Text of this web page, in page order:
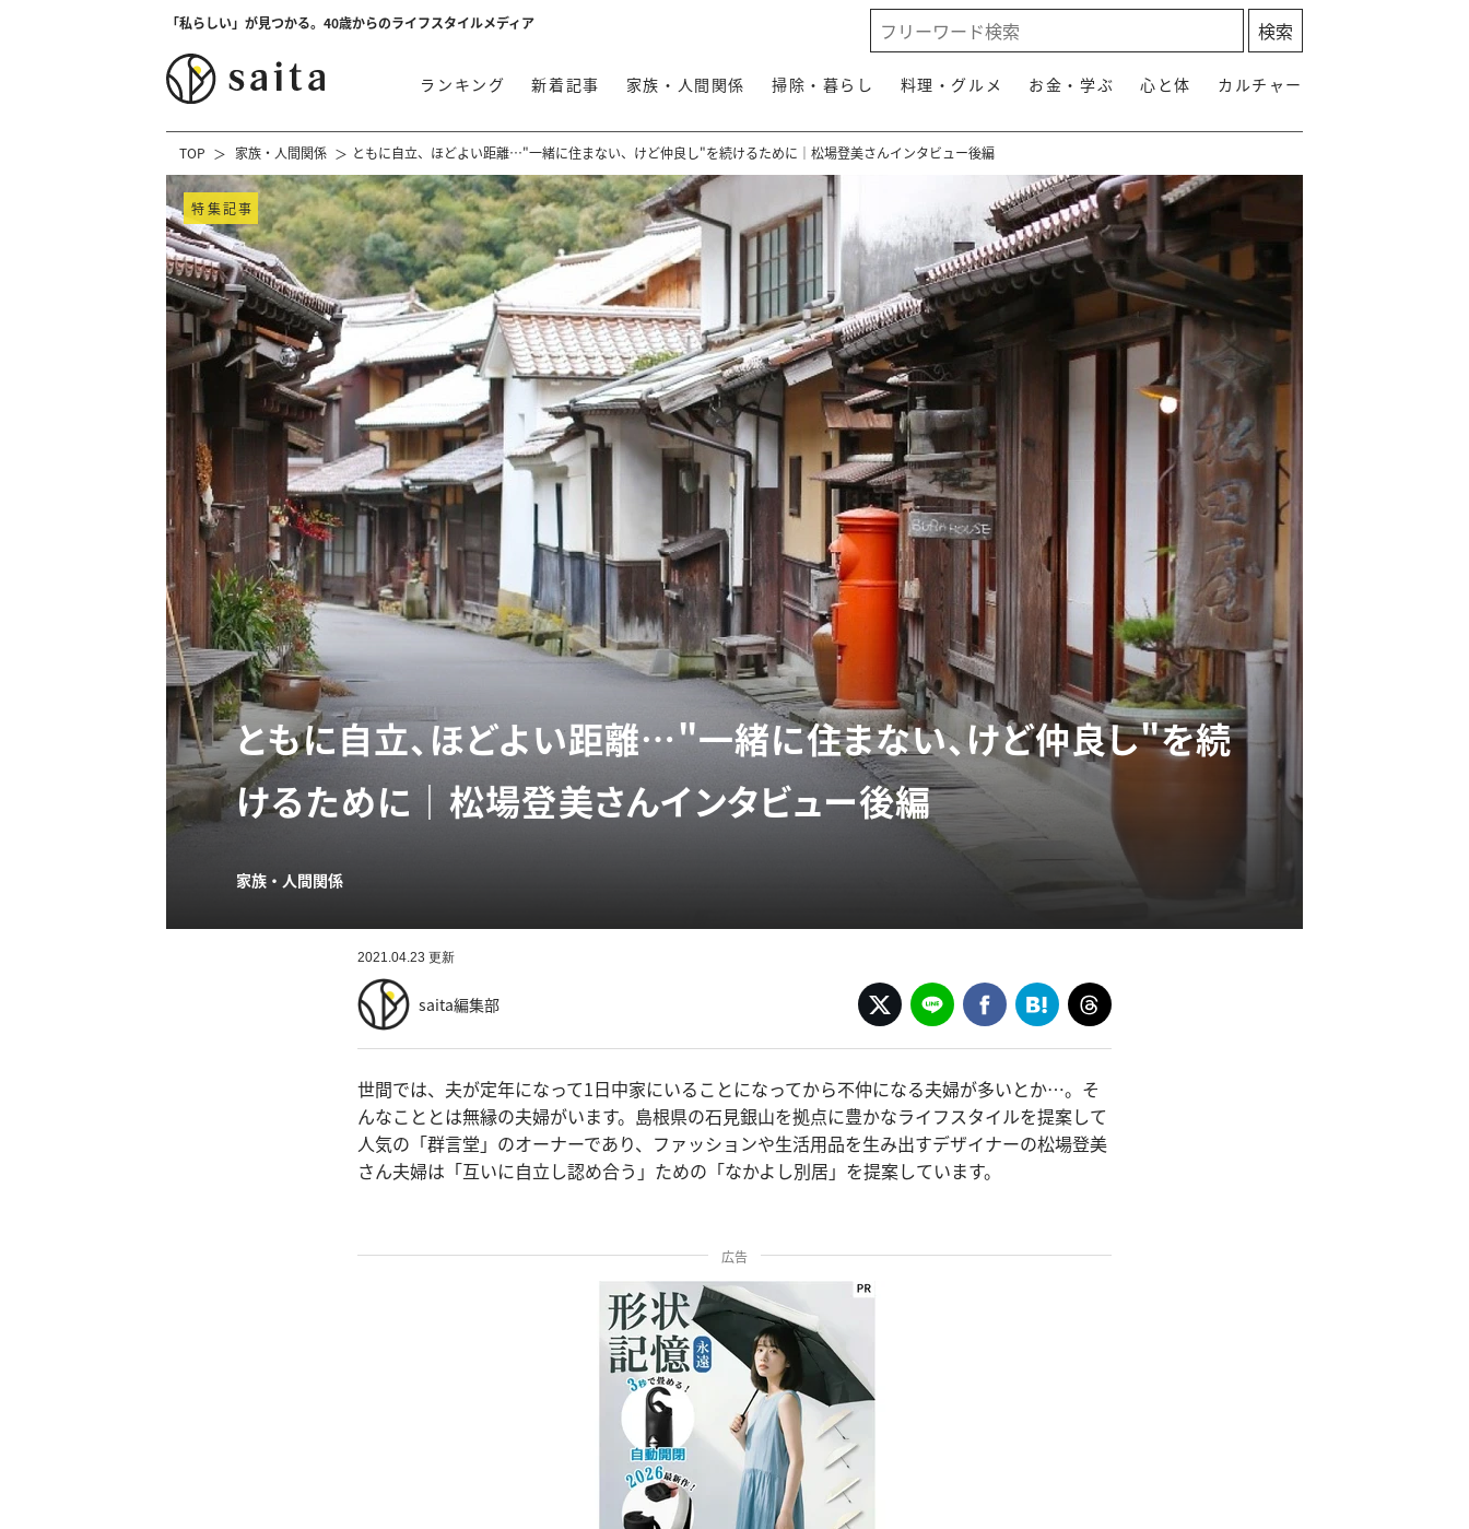
「私らしい」が見つかる。40歳からのライフスタイルメディア
ランキング 新着記事 家族・人間関係 掃除・暮らし 料理・グルメ お金・学ぶ 心と体 カルチャー
TOP 家族・人間関係 ともに自立、ほどよい距離…"一緒に住まない、けど仲良し"を続けるために｜松場登美さんインタビュー後編
特集記事
ともに自立、ほどよい距離…"一緒に住まない、けど仲良し"を続
けるために｜松場登美さんインタビュー後編
家族・人間関係
2021.04.23 更新
saita編集部
世間では、夫が定年になって1日中家にいることになってから不仲になる夫婦が多いとか…。そ
んなこととは無縁の夫婦がいます。島根県の石見銀山を拠点に豊かなライフスタイルを提案して
人気の「群言堂」のオーナーであり、ファッションや生活用品を生み出すデザイナーの松場登美
さん夫婦は「互いに自立し認め合う」ための「なかよし別居」を提案しています。
広告